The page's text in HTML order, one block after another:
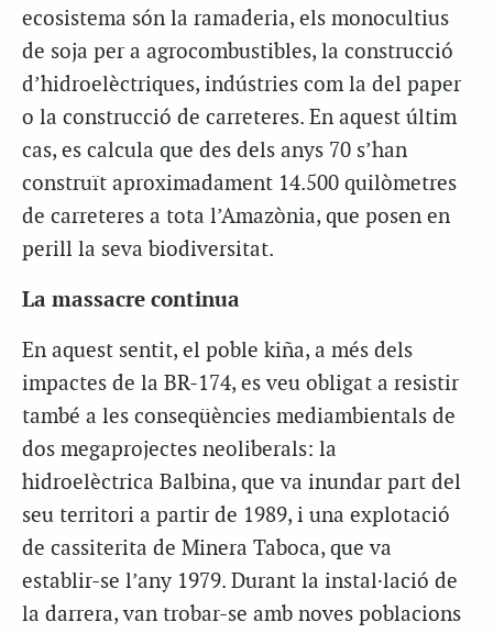
ecosistema són la ramaderia, els monocultius
de soja per a agrocombustibles, la construcció
d’hidroelèctriques, indústries com la del paper
o la construcció de carreteres. En aquest últim
cas, es calcula que des dels anys 70 s’han
construït aproximadament 14.500 quilòmetres
de carreteres a tota l’Amazònia, que posen en
perill la seva biodiversitat.
La massacre continua
En aquest sentit, el poble kiña, a més dels
impactes de la BR-174, es veu obligat a resistir
també a les conseqüències mediambientals de
dos megaprojectes neoliberals: la
hidroelèctrica Balbina, que va inundar part del
seu territori a partir de 1989, i una explotació
de cassiterita de Minera Taboca, que va
establir-se l’any 1979. Durant la instal·lació de
la darrera, van trobar-se amb noves poblacions